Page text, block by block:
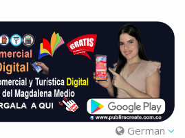
German